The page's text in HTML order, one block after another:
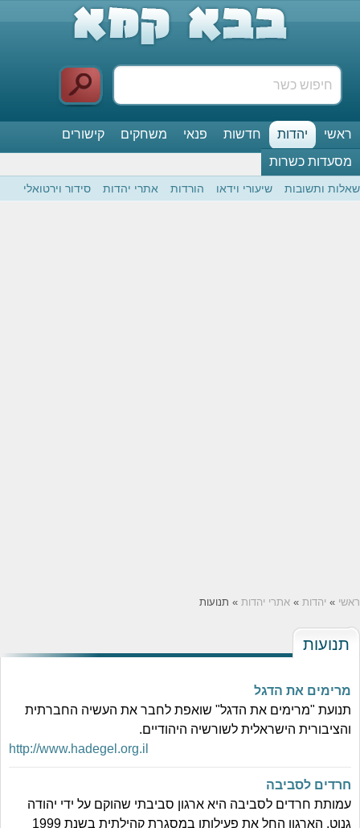
ראשי יהדות חדשות פנאי משחקים
קישורים
מסעדות כשרות
שאלות ותשובות שיעורי וידאו הורדות אתרי יהדות סידור וירטואלי
ראשי » יהדות » אתרי יהדות » תנועות
תנועות
מרימים את הדגל
תנועת "מרימים את הדגל" שואפת לחבר את העשיה החברתית
והציבורית הישראלית לשורשיה היהודיים.
http://www.hadegel.org.il
חרדים לסביבה
עמותת חרדים לסביבה היא ארגון סביבתי שהוקם על ידי יהודה
גנוט. הארגון החל את פעילותו במסגרת קהילתית בשנת 1999